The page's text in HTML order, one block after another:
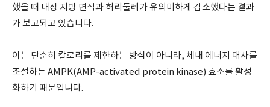
했을 때 내장 지방 면적과 허리둘레가 유의미하게 감소했다는 결과
가 보고되고 있습니다.
이는 단순히 칼로리를 제한하는 방식이 아니라, 체내 에너지 대사를
조절하는 AMPK(AMP-activated protein kinase) 효소를 활성
화하기 때문입니다.